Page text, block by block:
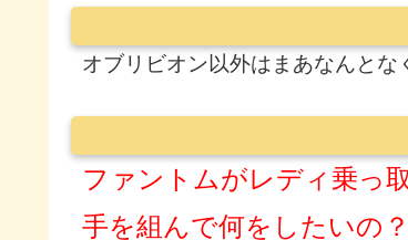
オブリビオン以外はまあなんとな
ファントムがレディ乗っ
手を組んで何をしたいの？